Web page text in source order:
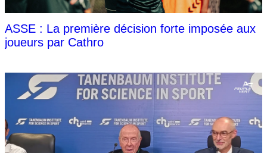
ASSE : La première décision forte imposée aux
joueurs par Cathro